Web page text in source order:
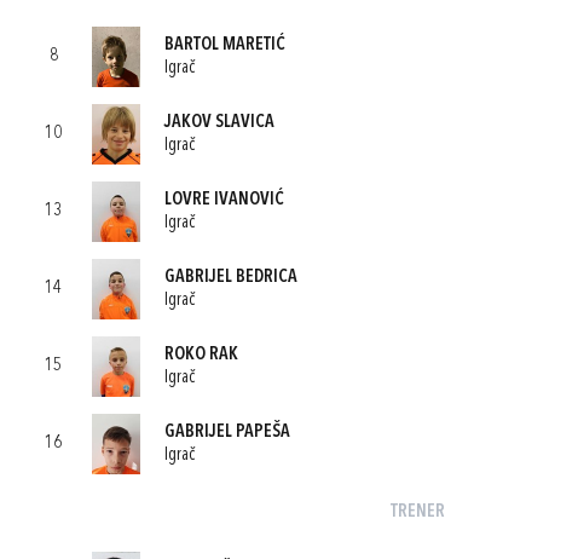
8
BARTOL MARETIĆ
Igrač
10
JAKOV SLAVICA
Igrač
13
LOVRE IVANOVIĆ
Igrač
14
GABRIJEL BEDRICA
Igrač
15
ROKO RAK
Igrač
16
GABRIJEL PAPEŠA
Igrač
TRENER